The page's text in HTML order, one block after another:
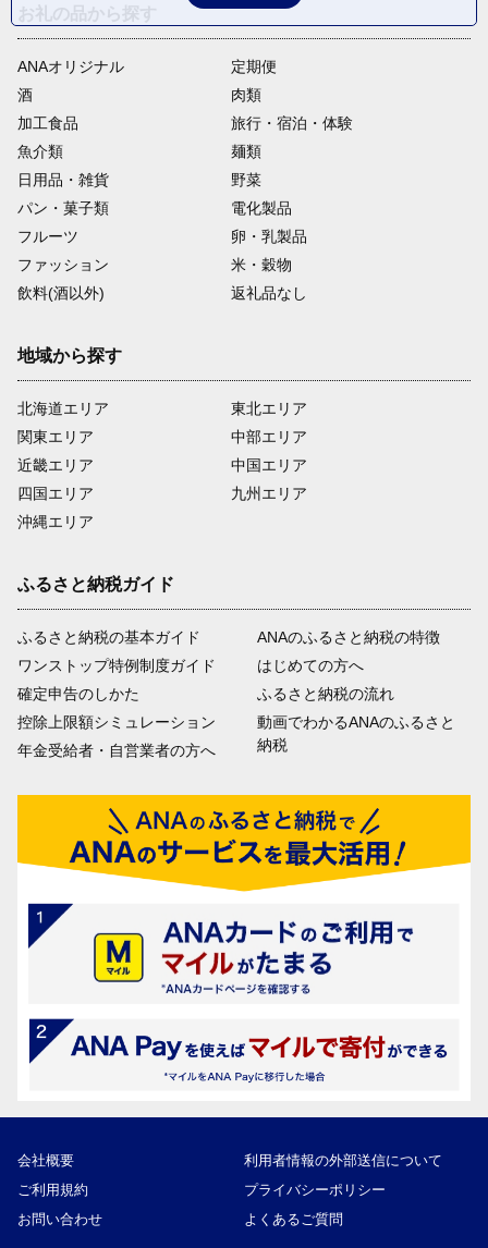
ANAオリジナル
定期便
酒
肉類
加工食品
旅行・宿泊・体験
魚介類
麺類
日用品・雑貨
野菜
パン・菓子類
電化製品
フルーツ
卵・乳製品
ファッション
米・穀物
飲料(酒以外)
返礼品なし
地域から探す
北海道エリア
関東エリア
近畿エリア
四国エリア
沖縄エリア
東北エリア
中部エリア
中国エリア
九州エリア
ふるさと納税ガイド
ふるさと納税の基本ガイド
ワンストップ特例制度ガイド
確定申告のしかた
控除上限額シミュレーション
年金受給者・自営業者の方へ
ANAのふるさと納税の特徴
はじめての方へ
ふるさと納税の流れ
動画でわかるANAのふるさと
納税
会社概要
利用者情報の外部送信について
ご利用規約
プライバシーポリシー
お問い合わせ
よくあるご質問